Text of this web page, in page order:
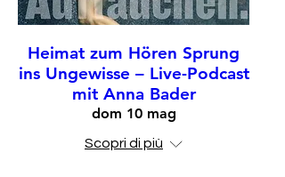
Heimat zum Hören Sprung
ins Ungewisse – Live-Podcast
mit Anna Bader
dom 10 mag
Scopri di più